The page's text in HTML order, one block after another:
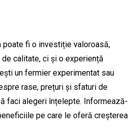
fi o investiție valoroasă,
calitate, ci și o experiență
un fermier experimentat sau
rase, prețuri și sfaturi de
faci alegeri înțelepte. Informează-
pe care le oferă creșterea